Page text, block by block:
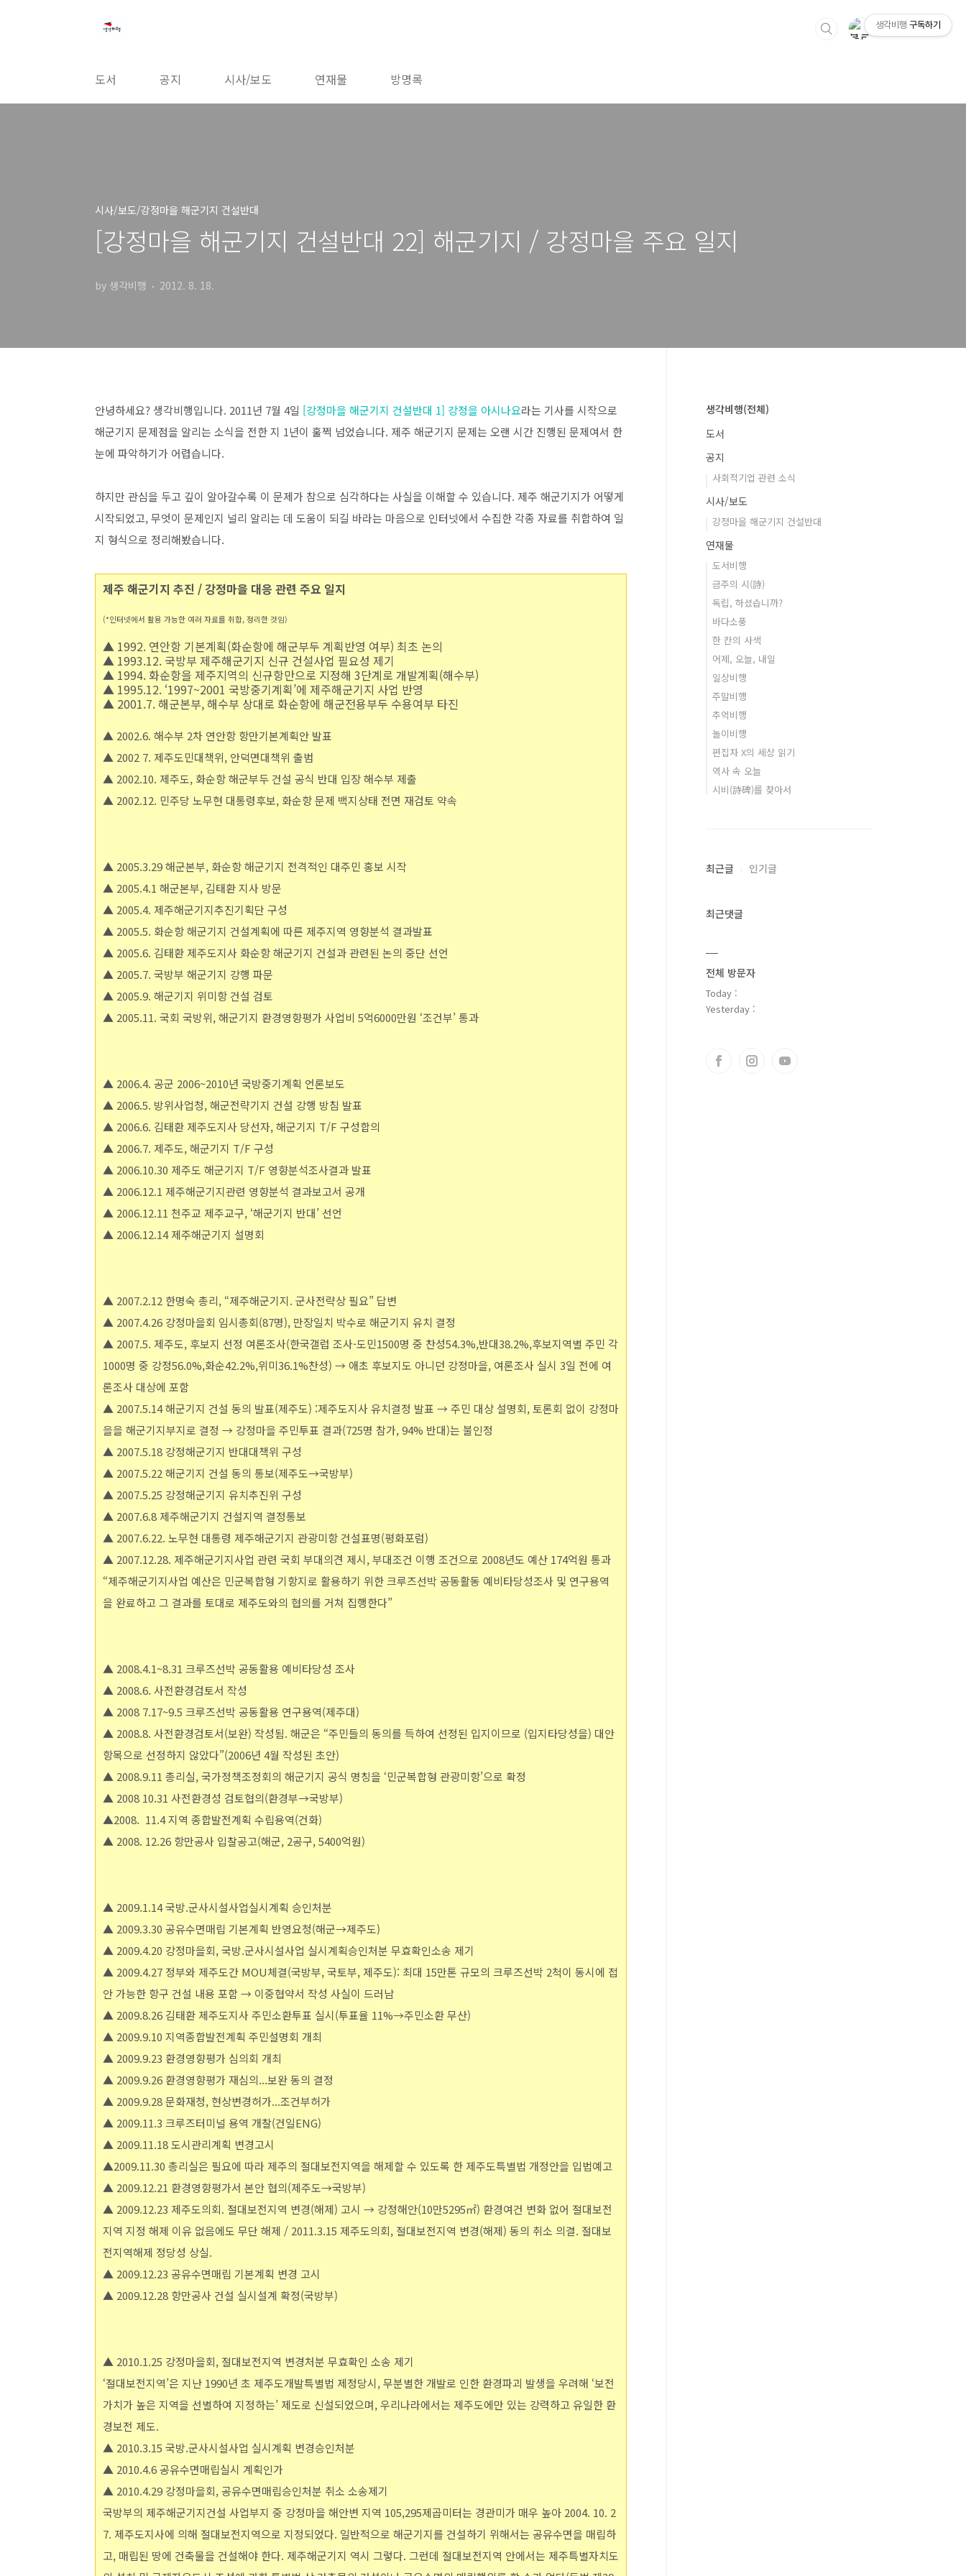
도서 공지 시사/보도 연재물 방명록
시사/보도/강정마을 해군기지 건설반대
[강정마을 해군기지 건설반대 22] 해군기지 / 강정마을 주요 일지
by 생각비행 2012. 8. 18.
안녕하세요? 생각비행입니다. 2011년 7월 4일 [강정마을 해군기지 건설반대 1] 강정을 아시나요라는 기사를 시작으로
해군기지 문제점을 알리는 소식을 전한 지 1년이 훌쩍 넘었습니다. 제주 해군기지 문제는 오랜 시간 진행된 문제여서 한
눈에 파악하기가 어렵습니다.
하지만 관심을 두고 깊이 알아갈수록 이 문제가 참으로 심각하다는 사실을 이해할 수 있습니다. 제주 해군기지가 어떻게
시작되었고, 무엇이 문제인지 널리 알리는 데 도움이 되길 바라는 마음으로 인터넷에서 수집한 각종 자료를 취합하여 일
지 형식으로 정리해봤습니다.
제주 해군기지 추진 / 강정마을 대응 관련 주요 일지
(*인터넷에서 활용 가능한 여러 자료를 취합, 정리한 것임)
▲ 1992. 연안항 기본계획(화순항에 해군부두 계획반영 여부) 최초 논의
▲ 1993.12. 국방부 제주해군기지 신규 건설사업 필요성 제기
▲ 1994. 화순항을 제주지역의 신규항만으로 지정해 3단계로 개발계획(해수부)
▲ 1995.12. ‘1997~2001 국방중기계획’에 제주해군기지 사업 반영
▲ 2001.7. 해군본부, 해수부 상대로 화순항에 해군전용부두 수용여부 타진
▲ 2002.6. 해수부 2차 연안항 항만기본계획안 발표
▲ 2002 7. 제주도민대책위, 안덕면대책위 출범
▲ 2002.10. 제주도, 화순항 해군부두 건설 공식 반대 입장 해수부 제출
▲ 2002.12. 민주당 노무현 대통령후보, 화순항 문제 백지상태 전면 재검토 약속
▲ 2005.3.29 해군본부, 화순항 해군기지 전격적인 대주민 홍보 시작
▲ 2005.4.1 해군본부, 김태환 지사 방문
▲ 2005.4. 제주해군기지추진기획단 구성
▲ 2005.5. 화순항 해군기지 건설계획에 따른 제주지역 영향분석 결과발표
▲ 2005.6. 김태환 제주도지사 화순항 해군기지 건설과 관련된 논의 중단 선언
▲ 2005.7. 국방부 해군기지 강행 파문
▲ 2005.9. 해군기지 위미항 건설 검토
▲ 2005.11. 국회 국방위, 해군기지 환경영향평가 사업비 5억6000만원 ‘조건부’ 통과
▲ 2006.4. 공군 2006~2010년 국방중기계획 언론보도
▲ 2006.5. 방위사업청, 해군전략기지 건설 강행 방침 발표
▲ 2006.6. 김태환 제주도지사 당선자, 해군기지 T/F 구성합의
▲ 2006.7. 제주도, 해군기지 T/F 구성
▲ 2006.10.30 제주도 해군기지 T/F 영향분석조사결과 발표
▲ 2006.12.1 제주해군기지관련 영향분석 결과보고서 공개
▲ 2006.12.11 천주교 제주교구, ‘해군기지 반대’ 선언
▲ 2006.12.14 제주해군기지 설명회
▲ 2007.2.12 한명숙 총리, “제주해군기지. 군사전략상 필요” 답변
▲ 2007.4.26 강정마을회 임시총회(87명), 만장일치 박수로 해군기지 유치 결정
▲ 2007.5. 제주도, 후보지 선정 여론조사(한국갤럽 조사-도민1500명 중 찬성54.3%,반대38.2%,후보지역별 주민 각
1000명 중 강정56.0%,화순42.2%,위미36.1%찬성) → 애초 후보지도 아니던 강정마을, 여론조사 실시 3일 전에 여
론조사 대상에 포함
▲ 2007.5.14 해군기지 건설 동의 발표(제주도) :제주도지사 유치결정 발표 → 주민 대상 설명회, 토론회 없이 강정마
을을 해군기지부지로 결정 → 강정마을 주민투표 결과(725명 참가, 94% 반대)는 불인정
▲ 2007.5.18 강정해군기지 반대대책위 구성
▲ 2007.5.22 해군기지 건설 동의 통보(제주도→국방부)
▲ 2007.5.25 강정해군기지 유치추진위 구성
▲ 2007.6.8 제주해군기지 건설지역 결정통보
▲ 2007.6.22. 노무현 대통령 제주해군기지 관광미항 건설표명(평화포럼)
▲ 2007.12.28. 제주해군기지사업 관련 국회 부대의견 제시, 부대조건 이행 조건으로 2008년도 예산 174억원 통과
“제주해군기지사업 예산은 민군복합형 기항지로 활용하기 위한 크루즈선박 공동활동 예비타당성조사 및 연구용역
을 완료하고 그 결과를 토대로 제주도와의 협의를 거쳐 집행한다”
▲ 2008.4.1~8.31 크루즈선박 공동활용 예비타당성 조사
▲ 2008.6. 사전환경검토서 작성
▲ 2008 7.17~9.5 크루즈선박 공동활용 연구용역(제주대)
▲ 2008.8. 사전환경검토서(보완) 작성됨. 해군은 “주민들의 동의를 득하여 선정된 입지이므로 (입지타당성을) 대안
항목으로 선정하지 않았다”(2006년 4월 작성된 초안)
▲ 2008.9.11 총리실, 국가정책조정회의 해군기지 공식 명칭을 ‘민군복합형 관광미항’으로 확정
▲ 2008 10.31 사전환경성 검토협의(환경부→국방부)
▲2008. 11.4 지역 종합발전계획 수립용역(건화)
▲ 2008. 12.26 항만공사 입찰공고(해군, 2공구, 5400억원)
▲ 2009.1.14 국방.군사시설사업실시계획 승인처분
▲ 2009.3.30 공유수면매립 기본계획 반영요청(해군→제주도)
▲ 2009.4.20 강정마을회, 국방.군사시설사업 실시계획승인처분 무효확인소송 제기
▲ 2009.4.27 정부와 제주도간 MOU체결(국방부, 국토부, 제주도): 최대 15만톤 규모의 크루즈선박 2척이 동시에 접
안 가능한 항구 건설 내용 포함 → 이중협약서 작성 사실이 드러남
▲ 2009.8.26 김태환 제주도지사 주민소환투표 실시(투표율 11%→주민소환 무산)
▲ 2009.9.10 지역종합발전계획 주민설명회 개최
▲ 2009.9.23 환경영향평가 심의회 개최
▲ 2009.9.26 환경영향평가 재심의...보완 동의 결정
▲ 2009.9.28 문화재청, 현상변경허가...조건부허가
▲ 2009.11.3 크루즈터미널 용역 개찰(건일ENG)
▲ 2009.11.18 도시관리계획 변경고시
▲2009.11.30 총리실은 필요에 따라 제주의 절대보전지역을 해제할 수 있도록 한 제주도특별법 개정안을 입법예고
▲ 2009.12.21 환경영향평가서 본안 협의(제주도→국방부)
▲ 2009.12.23 제주도의회. 절대보전지역 변경(해제) 고시 → 강정해안(10만5295㎡) 환경여건 변화 없어 절대보전
지역 지정 해제 이유 없음에도 무단 해제 / 2011.3.15 제주도의회, 절대보전지역 변경(해제) 동의 취소 의결. 절대보
전지역해제 정당성 상실.
▲ 2009.12.23 공유수면매립 기본계획 변경 고시
▲ 2009.12.28 항만공사 건설 실시설계 확정(국방부)
▲ 2010.1.25 강정마을회, 절대보전지역 변경처분 무효확인 소송 제기
‘절대보전지역’은 지난 1990년 초 제주도개발특별법 제정당시, 무분별한 개발로 인한 환경파괴 발생을 우려해 ‘보전
가치가 높은 지역을 선별하여 지정하는’ 제도로 신설되었으며, 우리나라에서는 제주도에만 있는 강력하고 유일한 환
경보전 제도.
▲ 2010.3.15 국방.군사시설사업 실시계획 변경승인처분
▲ 2010.4.6 공유수면매립실시 계획인가
▲ 2010.4.29 강정마을회, 공유수면매립승인처분 취소 소송제기
국방부의 제주해군기지건설 사업부지 중 강정마을 해안변 지역 105,295제곱미터는 경관미가 매우 높아 2004. 10. 2
7. 제주도지사에 의해 절대보전지역으로 지정되었다. 일반적으로 해군기지를 건설하기 위해서는 공유수면을 매립하
고, 매립된 땅에 건축물을 건설해야 한다. 제주해군기지 역시 그렇다. 그런데 절대보전지역 안에서는 제주특별자치도
생각비행(전체)
도서
공지
사회적기업 관련 소식
시사/보도
강정마을 해군기지 건설반대
연재물
도서비행
금주의 시(詩)
독립, 하셨습니까?
바다소풍
한 칸의 사색
어제, 오늘, 내일
일상비행
주말비행
추억비행
놀이비행
편집자 X의 세상 읽기
역사 속 오늘
시비(詩碑)를 찾아서
최근글 인기글
최근댓글
전체 방문자
Today :
Yesterday :
생각비행 구독하기